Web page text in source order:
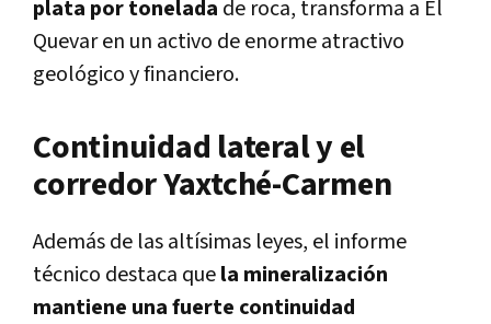
plata por tonelada de roca, transforma a El
Quevar en un activo de enorme atractivo
geológico y financiero.
Continuidad lateral y el
corredor Yaxtché-Carmen
Además de las altísimas leyes, el informe
técnico destaca quela mineralización
mantiene una fuerte continuidad